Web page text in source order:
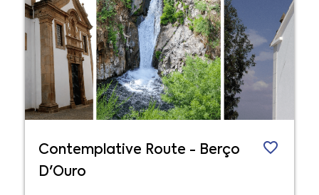
Contemplative Route - Berço
D'Ouro